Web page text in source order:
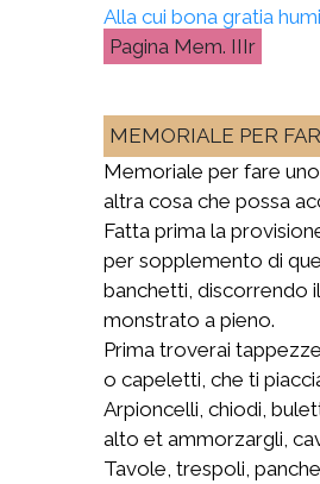
Alla cui bona gratia
Mem. IIIr
MEMORIALE PER
Memoriale per fare
altra cosa che possa
Fatta prima la
per sopplemento di
banchetti, discorrendo
monstrato a pieno.
Prima troverai
o capeletti, che ti
Arpioncelli, chiodi,
alto et ammorzargli,
Tavole, trespoli,